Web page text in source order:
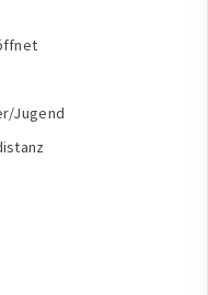
Jugend